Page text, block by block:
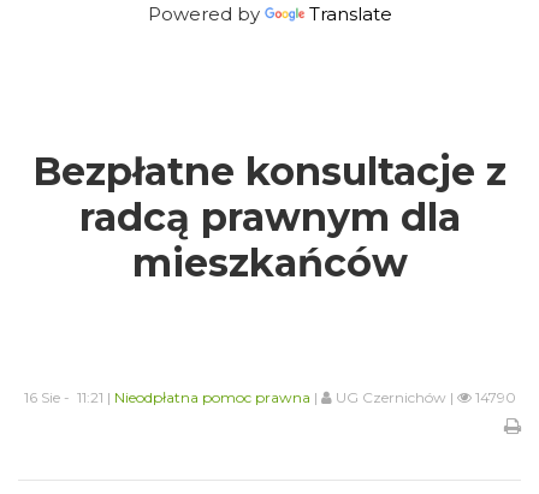
Powered by Translate
Bezpłatne konsultacje z
radcą prawnym dla
mieszkańców
16 Sie - 11:21 | Nieodpłatna pomoc prawna | UG Czernichów | 14790